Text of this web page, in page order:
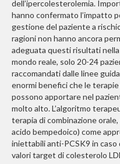
dell’ipercolesterolemia.
hanno confermato l’impatto
gestione del paziente a
ragioni non hanno ancora
adeguata questi risultati
mondo reale, solo 20-24
raccomandati dalle linee
enormi benefici che le
possono apportare nel
molto alto. L’algoritmo
terapia di combinazione
acido bempedoico) come
iniettabili anti-PCSK9 in
valori target di colesterolo